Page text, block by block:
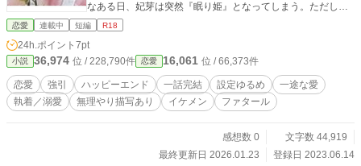
なある日、妃芽は突然『眠り姫』となってしまう。ただし眠
り始めた直後の3～4時間は身体は動かせないのに意識はあっ
恋愛 連載中 短編 R18
24h.ポイント 7pt
小説 36,974 位 / 228,790件 恋愛 16,061 位 / 66,373件
恋愛 強引 ハッピーエンド 一話完結 設定ゆるめ
一途な愛
執着／溺愛
無理やり描写あり イケメン ファタール
感想数 0
文字数 44,919
最終更新日 2026.01.23
登録日 2023.06.14